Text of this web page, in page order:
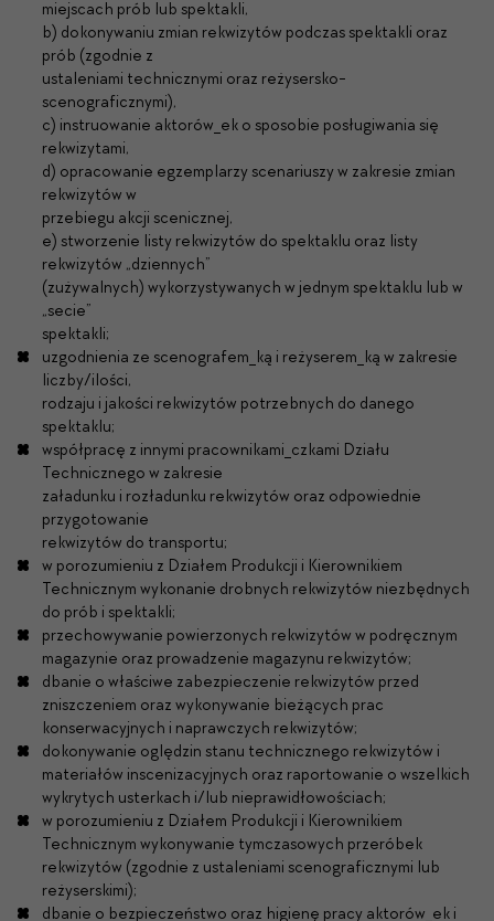
miejscach prób lub spektakli,
b) dokonywaniu zmian rekwizytów podczas spektakli oraz
prób (zgodnie z
ustaleniami technicznymi oraz reżysersko-
scenograficznymi),
c) instruowanie aktorów_ek o sposobie posługiwania się
rekwizytami,
d) opracowanie egzemplarzy scenariuszy w zakresie zmian
rekwizytów w
przebiegu akcji scenicznej,
e) stworzenie listy rekwizytów do spektaklu oraz listy
rekwizytów „dziennych”
(zużywalnych) wykorzystywanych w jednym spektaklu lub w
„secie”
spektakli;
uzgodnienia ze scenografem_ką i reżyserem_ką w zakresie
liczby/ilości,
rodzaju i jakości rekwizytów potrzebnych do danego
spektaklu;
współpracę z innymi pracownikami_czkami Działu
Technicznego w zakresie
załadunku i rozładunku rekwizytów oraz odpowiednie
przygotowanie
rekwizytów do transportu;
w porozumieniu z Działem Produkcji i Kierownikiem
Technicznym wykonanie drobnych rekwizytów niezbędnych
do prób i spektakli;
przechowywanie powierzonych rekwizytów w podręcznym
magazynie oraz prowadzenie magazynu rekwizytów;
dbanie o właściwe zabezpieczenie rekwizytów przed
zniszczeniem oraz wykonywanie bieżących prac
konserwacyjnych i naprawczych rekwizytów;
dokonywanie oględzin stanu technicznego rekwizytów i
materiałów inscenizacyjnych oraz raportowanie o wszelkich
wykrytych usterkach i/lub nieprawidłowościach;
w porozumieniu z Działem Produkcji i Kierownikiem
Technicznym wykonywanie tymczasowych przeróbek
rekwizytów (zgodnie z ustaleniami scenograficznymi lub
reżyserskimi);
dbanie o bezpieczeństwo oraz higienę pracy aktorów_ek i